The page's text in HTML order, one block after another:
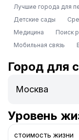
Лучшие города для
Детские сады
Медицина
Поиск
Мобильная связь
Город для
Уровень
стоимость жизни